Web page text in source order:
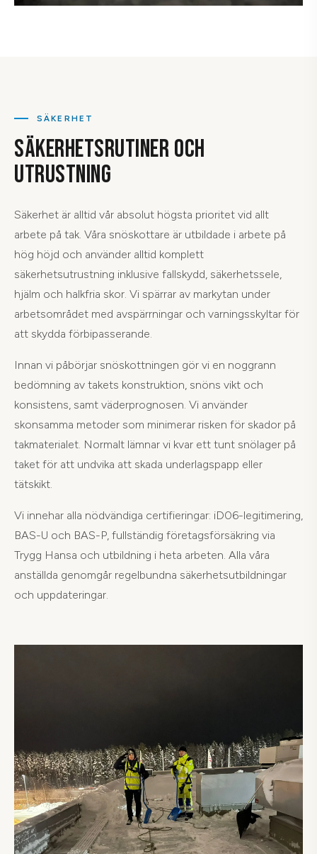
SÄKERHET
SÄKERHETSRUTINER OCH
UTRUSTNING
Säkerhet är alltid vår absolut högsta prioritet vid allt
arbete på tak. Våra snöskottare är utbildade i arbete på
hög höjd och använder alltid komplett
säkerhetsutrustning inklusive fallskydd, säkerhetssele,
hjälm och halkfria skor. Vi spärrar av markytan under
arbetsområdet med avspärrningar och varningsskyltar för
att skydda förbipasserande.
Innan vi påbörjar snöskottningen gör vi en noggrann
bedömning av takets konstruktion, snöns vikt och
konsistens, samt väderprognosen. Vi använder
skonsamma metoder som minimerar risken för skador på
takmaterialet. Normalt lämnar vi kvar ett tunt snölager på
taket för att undvika att skada underlagspapp eller
tätskikt.
Vi innehar alla nödvändiga certifieringar: iD06-legitimering,
BAS-U och BAS-P, fullständig företagsförsäkring via
Trygg Hansa och utbildning i heta arbeten. Alla våra
anställda genomgår regelbundna säkerhetsutbildningar
och uppdateringar.